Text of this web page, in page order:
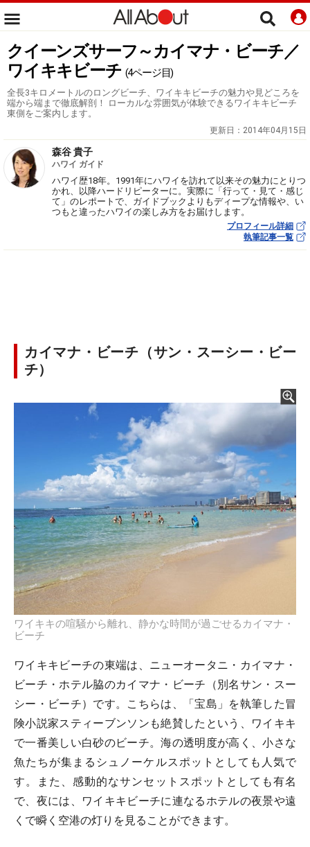
クイーンズサーフ～カイマナ・ビーチ／
ワイキキビーチ (4ページ目)
全長3キロメートルのロングビーチ、ワイキキビーチの魅力や見どころを
端から端まで徹底解剖！ ローカルな雰囲気が体験できるワイキキビーチ
東側をご案内します。
更新日： 2014年04月15日
森谷 貴子
ハワイ ガイド
ハワイ歴18年。1991年にハワイを訪れて以来その魅力にとりつ
かれ、以降ハードリピーターに。実際に「行って・見て・感じ
て」のレポートで、ガイドブックよりもディープな情報や、い
つもと違ったハワイの楽しみ方をお届けします。
プロフィール詳細
執筆記事一覧
カイマナ・ビーチ（サン・スーシー・ビー
チ）
ワイキキの喧騒から離れ、静かな時間が過ごせるカイマナ・
ビーチ
ワイキキビーチの東端は、ニューオータニ・カイマナ・
ビーチ・ホテル脇のカイマナ・ビーチ（別名サン・スー
シー・ビーチ）です。こちらは、「宝島」を執筆した冒
険小説家スティーブンソンも絶賛したという、ワイキキ
で一番美しい白砂のビーチ。海の透明度が高く、小さな
魚たちが集まるシュノーケルスポットとしても人気で
す。また、感動的なサンセットスポットとしても有名
で、夜には、ワイキキビーチに連なるホテルの夜景や遠
くで瞬く空港の灯りを見ることができます。